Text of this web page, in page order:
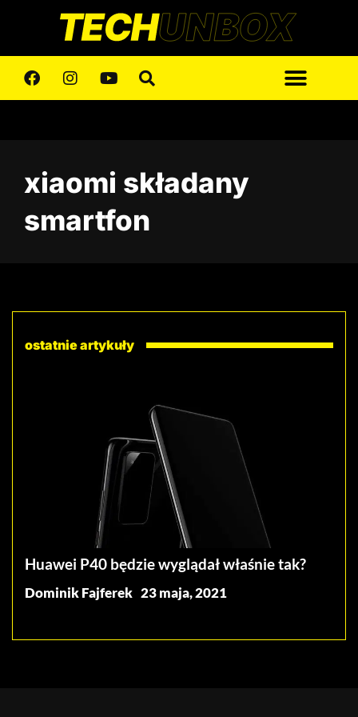
xiaomi składany
smartfon
ostatnie artykuły
Huawei P40 będzie wyglądał właśnie tak?
Dominik Fajferek 23 maja, 2021